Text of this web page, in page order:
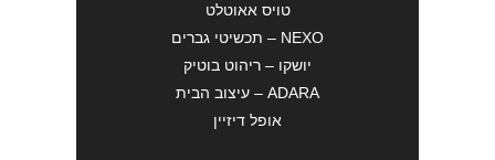
טויס אאוטלט
NEXO – תכשיטי גברים
יושקו – ריהוט בוטיק
ADARA – עיצוב הבית
אופל דיזיין